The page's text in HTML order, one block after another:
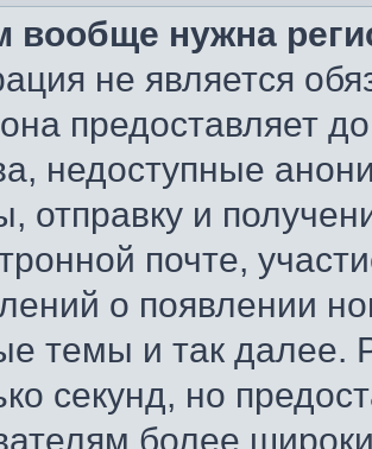
вообще нужна
не является
предоставляет
недоступные
отправку и
почте,
о появлении
темы и так далее.
секунд, но
более